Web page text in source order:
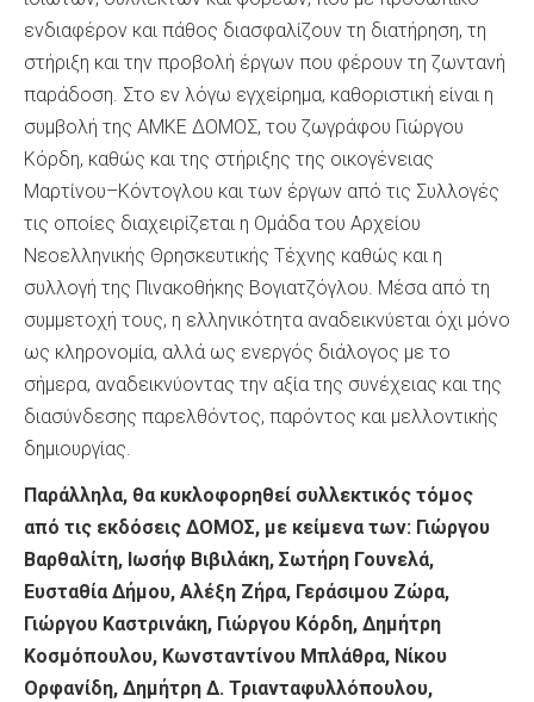
ενδιαφέρον και πάθος διασφαλίζουν τη διατήρηση, τη
στήριξη και την προβολή έργων που φέρουν τη ζωντανή
παράδοση. Στο εν λόγω εγχείρημα, καθοριστική είναι η
συμβολή της ΑΜΚΕ ΔΟΜΟΣ, του ζωγράφου Γιώργου
Κόρδη, καθώς και της στήριξης της οικογένειας
Μαρτίνου–Κόντογλου και των έργων από τις Συλλογές
τις οποίες διαχειρίζεται η Ομάδα του Αρχείου
Νεοελληνικής Θρησκευτικής Τέχνης καθώς και η
συλλογή της Πινακοθήκης Βογιατζόγλου. Μέσα από τη
συμμετοχή τους, η ελληνικότητα αναδεικνύεται όχι μόνο
ως κληρονομία, αλλά ως ενεργός διάλογος με το
σήμερα, αναδεικνύοντας την αξία της συνέχειας και της
διασύνδεσης παρελθόντος, παρόντος και μελλοντικής
δημιουργίας.
Παράλληλα, θα κυκλοφορηθεί συλλεκτικός τόμος
από τις εκδόσεις ΔΟΜΟΣ, με κείμενα των: Γιώργου
Βαρθαλίτη, Ιωσήφ Βιβιλάκη, Σωτήρη Γουνελά,
Ευσταθία Δήμου, Aλέξη Ζήρα, Γεράσιμου Ζώρα,
Γιώργου Καστρινάκη, Γιώργου Κόρδη, Δημήτρη
Κοσμόπουλου, Κωνσταντίνου Μπλάθρα, Νίκου
Ορφανίδη, Δημήτρη Δ. Τριανταφυλλόπουλου,